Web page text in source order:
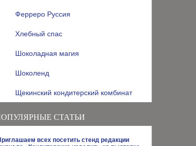
Ферреро Руссия
Хлебный спас
Шоколадная магия
Шоколенд
Щекинский кондитерский комбинат
СТАТЬИ
всех посетить стенд редакции